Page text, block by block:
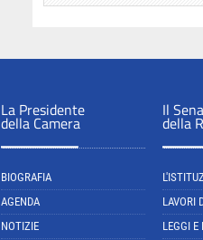
La Presidente
della Camera
BIOGRAFIA
AGENDA
NOTIZIE
Il
della
LAVORI
LEGGI E